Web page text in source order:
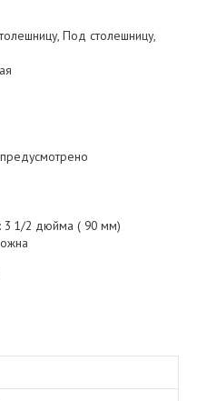
Под столешницу,
1/2 дюйма ( 90 мм)